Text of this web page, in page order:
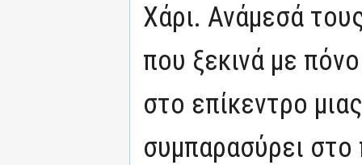
Χάρι. Ανάμεσά
που ξεκινά με
στο επίκεντρο
συμπαρασύρει